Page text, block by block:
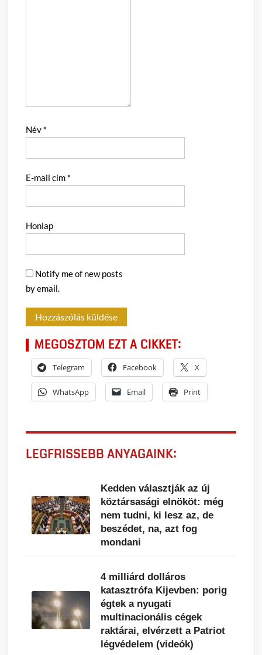
Név *
E-mail cím *
Honlap
Notify me of new posts
by email.
MEGOSZTOM EZT A CIKKET:
Telegram Facebook X
WhatsApp Email Print
LEGFRISSEBB ANYAGAINK:
Kedden választják az új
köztársasági elnököt: még
nem tudni, ki lesz az, de
beszédet, na, azt fog
mondani
4 milliárd dolláros
katasztrófa Kijevben: porig
égtek a nyugati
multinacionális cégek
raktárai, elvérzett a Patriot
légvédelem (videók)